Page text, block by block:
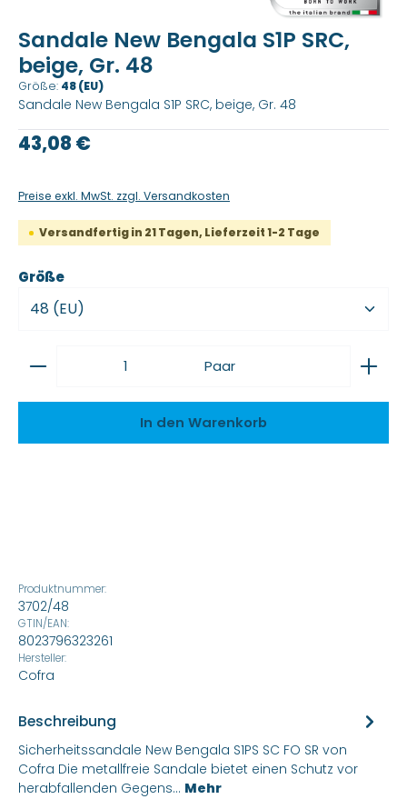
Sandale New Bengala S1P SRC,
beige, Gr. 48
Größe: 48 (EU)
Sandale New Bengala S1P SRC, beige, Gr. 48
Regulärer Preis:
43,08 €
Preise exkl. MwSt. zzgl. Versandkosten
Versandfertig in 21 Tagen, Lieferzeit 1-2 Tage
Größeauswählen
Produkt Anzahl: Gib den gewünschten Wert
Paar
In den Warenkorb
Produktnummer:
3702/48
GTIN/EAN:
8023796323261
Hersteller:
Cofra
Beschreibung
Sicherheitssandale New Bengala S1PS SC FO SR von
Cofra Die metallfreie Sandale bietet einen Schutz vor
herabfallenden Gegens… Mehr